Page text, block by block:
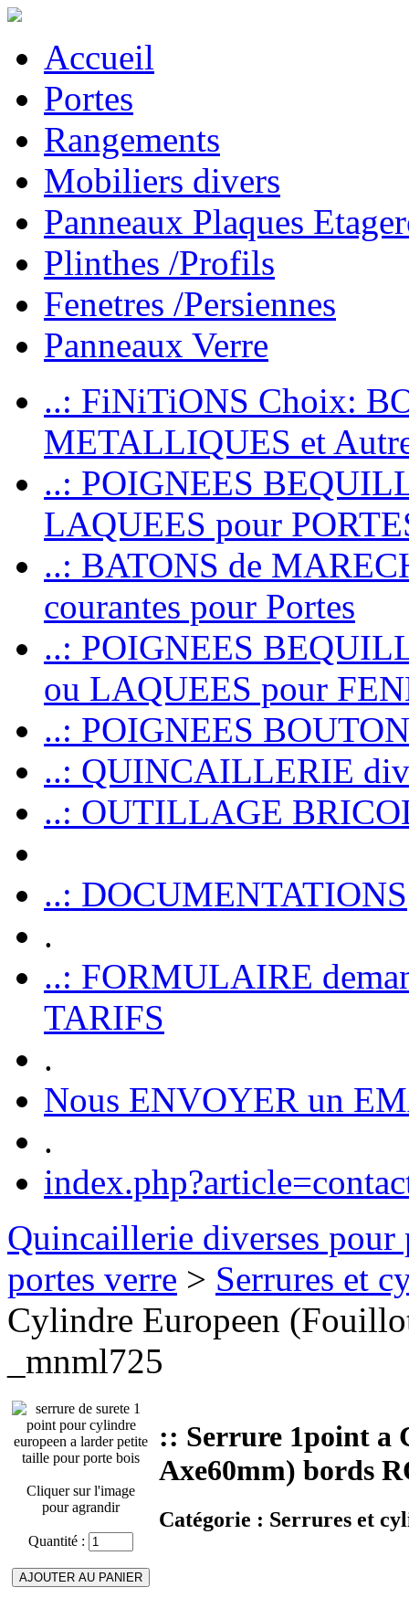
Accueil
Portes
Rangements
Mobiliers divers
Panneaux Plaques
Plinthes /Profils
Fenetres /Persiennes
Panneaux Verre
..: FiNiTiONS Choix:
METALLIQUES et
..: POIGNEES
LAQUEES pour
..: BATONS de
courantes pour Portes
..: POIGNEES
ou LAQUEES pour
..: POIGNEES
..: QUINCAILLERIE
..: OUTILLAGE
..: DOCUMENTATIONS
.
..: FORMULAIRE
TARIFS
.
Nous ENVOYER un
.
Quincaillerie diverses pour
portes verre > Serrures et
Cylindre Europeen
_mnml725
Cliquer sur l'image
pour agrandir
Quantité :
:: Serrure 1point a
Axe60mm) bords
Catégorie : Serrures et